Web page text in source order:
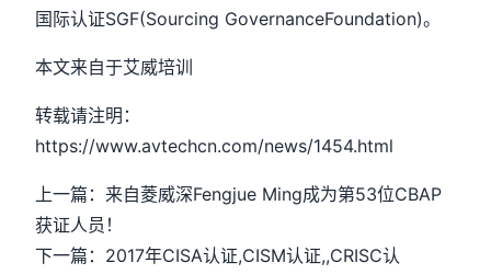
国际认证SGF(Sourcing GovernanceFoundation)。
本文来自于艾威培训
转载请注明：
https://www.avtechcn.com/news/1454.html
上一篇：来自菱威深Fengjue Ming成为第53位CBAP
获证人员！
下一篇：2017年CISA认证,CISM认证,,CRISC认